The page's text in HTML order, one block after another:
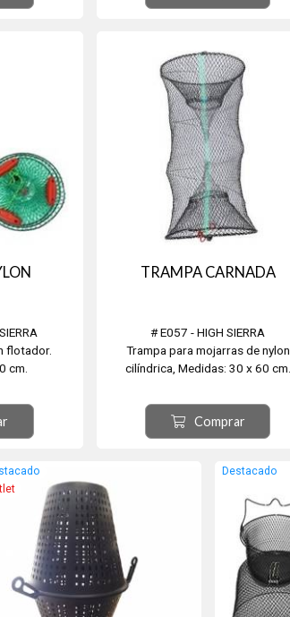
flotador.
cm.
TRAMPA CARNADA
# E057 - HIGH SIERRA
Trampa para mojarras de nylon
cilíndrica, Medidas: 30 x 60 cm.
Comprar
Destacado